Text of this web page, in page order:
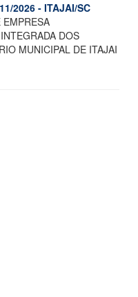
2026 - ITAJAI/SC
DOS
MUNICIPAL DE ITAJAI